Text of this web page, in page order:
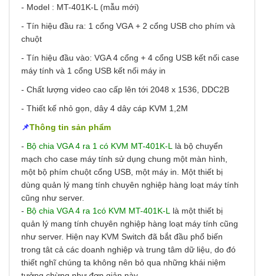
- Model : MT-401K-L (mẫu mới)
- Tín hiệu đầu ra: 1 cổng VGA + 2 cổng USB cho phím và
chuột
- Tín hiệu đầu vào: VGA 4 cổng + 4 cổng USB kết nối case
máy tính và 1 cổng USB kết nối máy in
- Chất lượng video cao cấp lên tới 2048 x 1536, DDC2B
- Thiết kế nhỏ gọn, dây 4 dây cáp KVM 1,2M
📌Thông tin sản phẩm
- Bộ chia VGA 4 ra 1 có KVM MT-401K-L
là bộ chuyển
mạch cho case máy tính sử dụng chung một màn hình,
một bộ phím chuột cổng USB, một máy in. Một thiết bị
dùng quản lý mang tính chuyên nghiệp hàng loạt máy tính
cũng như server.
- Bộ chia VGA 4 ra 1có KVM MT-401K-L là một thiết bị
quản lý mang tính chuyên nghiệp hàng loạt máy tính cũng
như server. Hiện nay KVM Switch đã bắt đầu phổ biến
trong tât cả các doanh nghiệp và trung tâm dữ liệu, do đó
thiết nghĩ chúng ta không nên bỏ qua những khái niệm